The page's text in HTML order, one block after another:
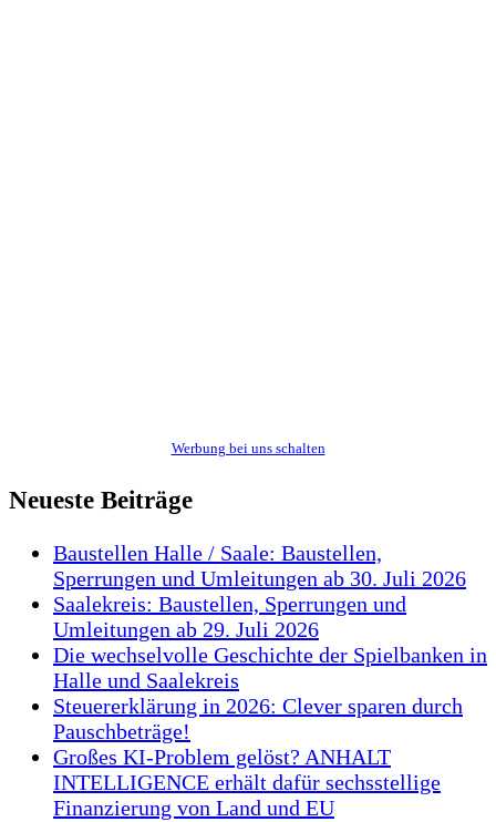
Werbung bei uns schalten
Neueste Beiträge
Baustellen Halle / Saale: Baustellen,
Sperrungen und Umleitungen ab 30. Juli 2026
Saalekreis: Baustellen, Sperrungen und
Umleitungen ab 29. Juli 2026
Die wechselvolle Geschichte der Spielbanken in
Halle und Saalekreis
Steuererklärung in 2026: Clever sparen durch
Pauschbeträge!
Großes KI-Problem gelöst? ANHALT
INTELLIGENCE erhält dafür sechsstellige
Finanzierung von Land und EU